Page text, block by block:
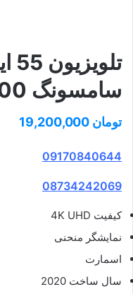
سامسونگ tu8300
تومان
09170840644
08734242069
کیفیت 4K UHD
نمایشگر منحنی
اسمارت
سال ساخت 2020